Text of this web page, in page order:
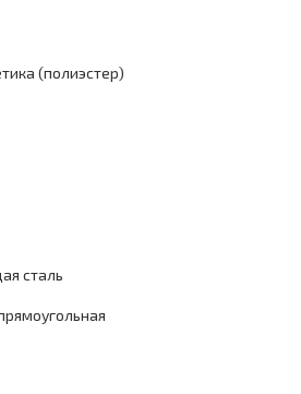
(полиэстер)
сталь